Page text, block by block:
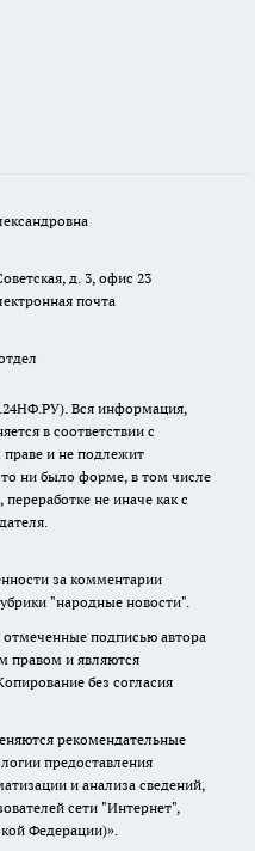
д. 3, офис 23
почта
Вся информация,
в соответствии с
и не подлежит
ни было форме, в том числе
не иначе как с
за комментарии
"народные новости".
подписью автора
правом и являются
без согласия
рекомендательные
предоставления
и анализа сведений,
сети "Интернет",
Федерации)».